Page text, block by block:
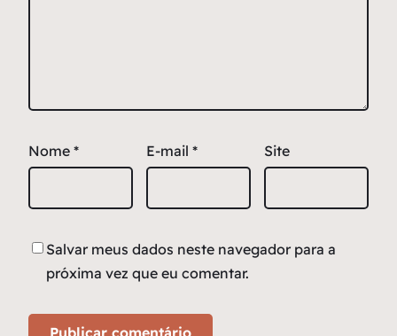
Nome * E-mail * Site
Salvar meus dados neste navegador para a
próxima vez que eu comentar.